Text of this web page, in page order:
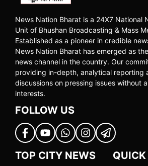
News Nation Bharat is a 24X7 National
Unit of Bhushan Broadcasting & Mass
Established as a pioneer in credible
News Nation Bharat has emerged as
news channel in the country. Our
providing in-depth, analytical reporting
discussions on pressing issues without
interests.
FOLLOW US
TOP CITY NEWS